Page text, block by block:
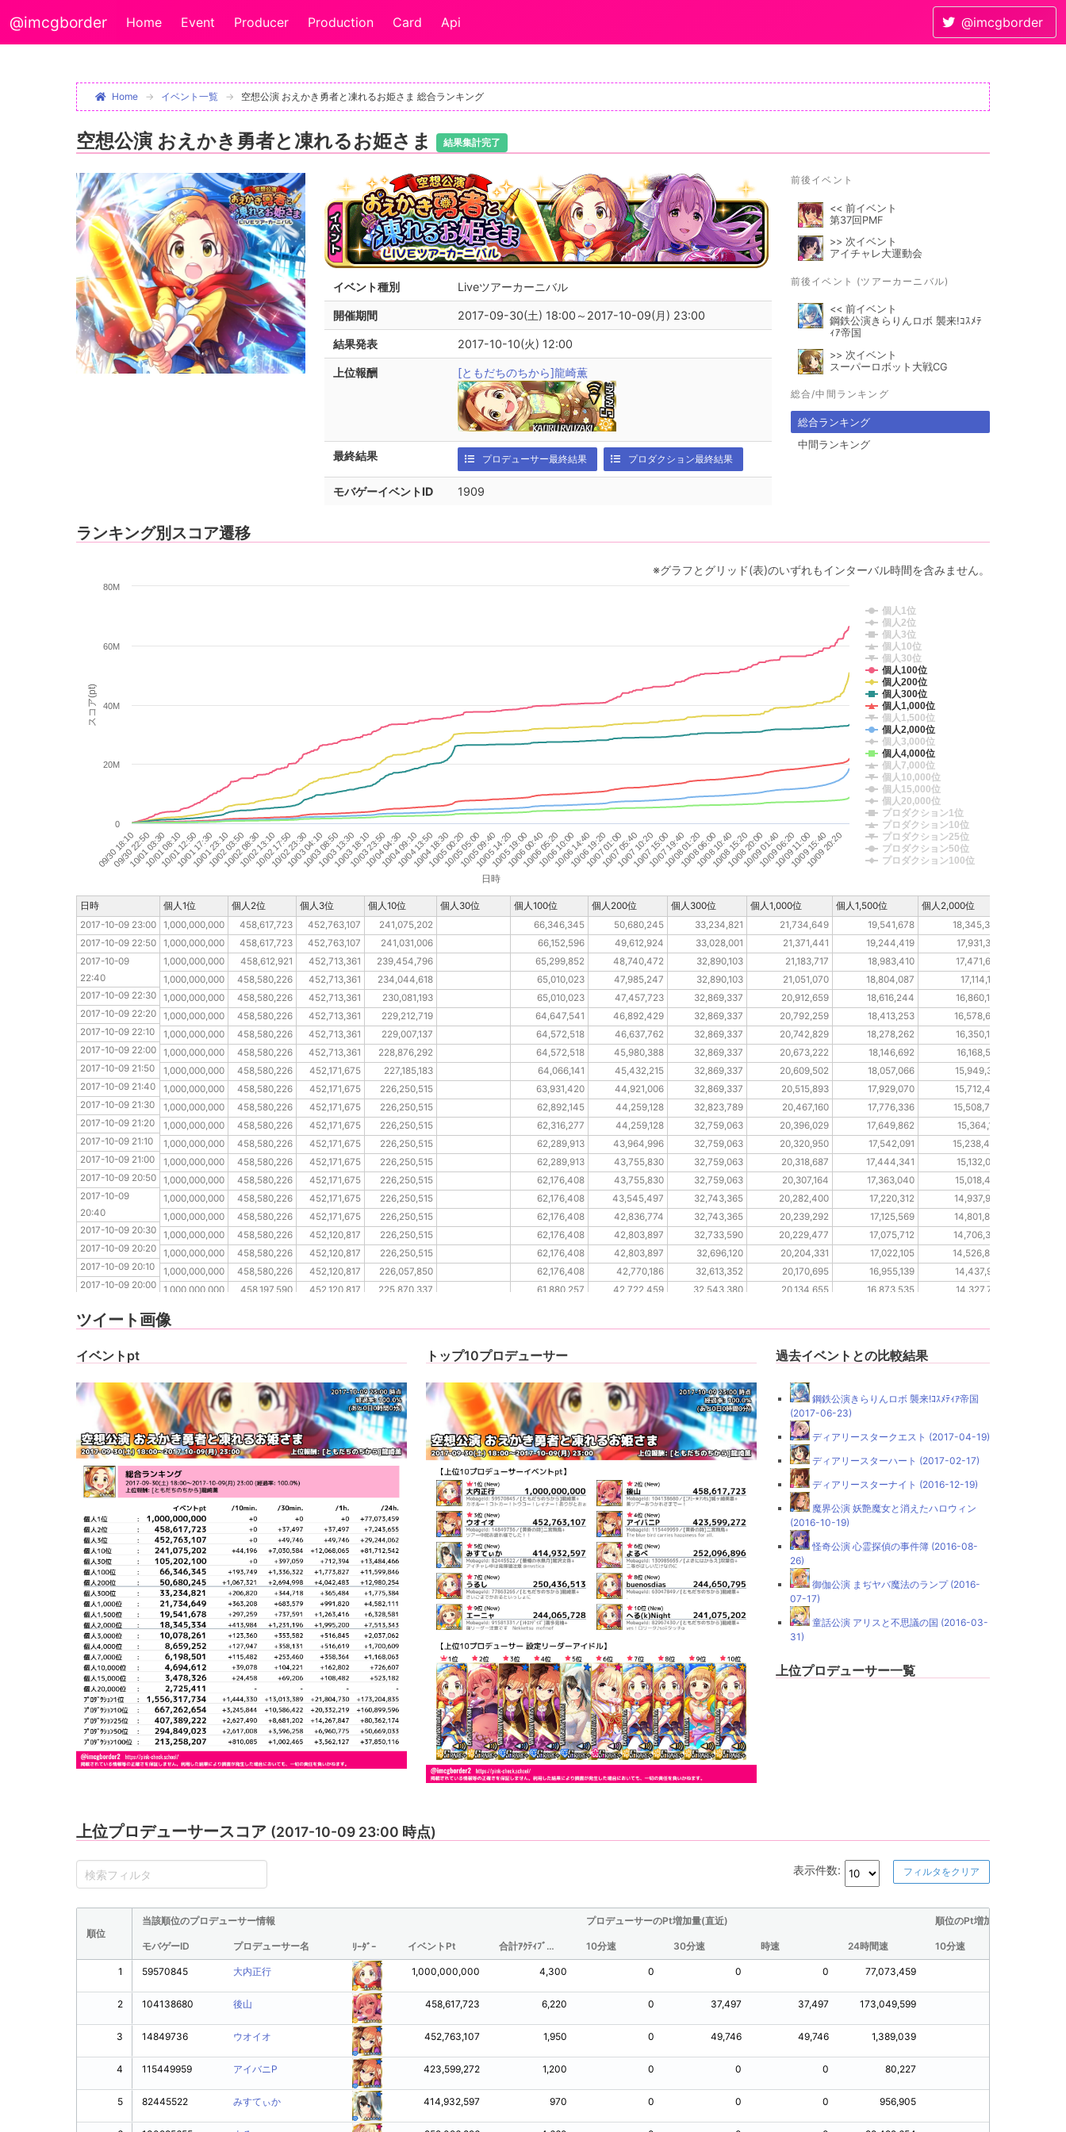
@imcgborder Home Event Producer Production Card Api @imcgborder
Home イベント一覧 空想公演 おえかき勇者と凍れるお姫さま 総合ランキング
空想公演 おえかき勇者と凍れるお姫さま 結果集計完了
イベント種別 Liveツアーカーニバル
開催期間 2017-09-30(土) 18:00～2017-10-09(月) 23:00
結果発表 2017-10-10(火) 12:00
上位報酬 [ともだちのちから]龍崎薫
最終結果 プロデューサー最終結果 プロダクション最終結果
モバゲーイベントID 1909
前後イベント
<< 前イベント
第37回PMF
>> 次イベント
アイチャレ大運動会
前後イベント (ツアーカーニバル)
<< 前イベント
鋼鉄公演きらりんロボ 襲来!ｺｽﾒﾃ
ｨｱ帝国
>> 次イベント
スーパーロボット大戦CG
総合/中間ランキング
総合ランキング
中間ランキング
ランキング別スコア遷移
※グラフとグリッド(表)のいずれもインターバル時間を含みません。
日時
スコア(pt)
個人1位
個人2位
個人3位
個人10位
個人30位
個人100位
個人200位
個人300位
個人1,000位
個人1,500位
個人2,000位
個人3,000位
個人4,000位
個人7,000位
個人10,000位
個人15,000位
個人20,000位
プロダクション1位
プロダクション10位
プロダクション25位
プロダクション50位
プロダクション100位
09/30 18:10 10/06 05:20
09/30 22:50
10/01 03:30
10/01 08:10
10/01 12:50
10/01 17:30
10/01 23:10
10/02 03:50
10/02 08:30
10/02 13:10
10/02 17:50
10/02 23:30
10/03 04:10
10/03 08:50
10/03 13:30
10/03 18:10
10/03 23:50
10/04 04:30
10/04 09:10
10/04 13:50
10/04 18:30
10/05 00:20
10/05 05:00
10/05 09:40
10/05 14:20
10/05 19:00
10/06 00:4010/06 10:00
10/06 14:40
10/06 19:20
10/07 01:00
10/07 05:40
10/07 10:20
10/07 15:00
10/07 19:40
10/08 01:20
10/08 06:00
10/08 10:40
10/08 15:20
10/08 20:00
10/09 01:40
10/09 06:20
10/09 11:00
10/09 15:40
10/09 20:20
0
20M
40M
60M
80M
2017-10-09 23:00 1,000,000,000 458,617,723 452,763,107 241,075,202 66,346,345 50,680,245 33,234,821 21,734,649 19,541,678 18,345,334
2017-10-09 22:50
1,000,000,000 458,617,723 452,763,107 241,031,006 66,152,596 49,612,924 33,028,001 21,371,441 19,244,419 17,931,350
2017-10-09 22:40
1,000,000,000 458,612,921 452,713,361 239,454,796 65,299,852 48,740,472 32,890,103 21,183,717 18,983,410 17,471,655
2017-10-09 22:30
1,000,000,000 458,580,226 452,713,361 234,044,618 65,010,023 47,985,247 32,890,103 21,051,070 18,804,087 17,114,138
2017-10-09 22:20
1,000,000,000 458,580,226 452,713,361 230,081,193 65,010,023 47,457,723 32,869,337 20,912,659 18,616,244 16,860,154
2017-10-09 22:10
1,000,000,000 458,580,226 452,713,361 229,212,719 64,647,541 46,892,429 32,869,337 20,792,259 18,413,253 16,578,687
2017-10-09 22:00
1,000,000,000 458,580,226 452,713,361 229,007,137 64,572,518 46,637,762 32,869,337 20,742,829 18,278,262 16,350,134
2017-10-09 21:50
1,000,000,000 458,580,226 452,713,361 228,876,292 64,572,518 45,980,388 32,869,337 20,673,222 18,146,692 16,168,522
2017-10-09 21:40
1,000,000,000 458,580,226 452,171,675 227,185,183 64,066,141 45,432,215 32,869,337 20,609,502 18,057,066 15,949,331
2017-10-09 21:30
1,000,000,000 458,580,226 452,171,675 226,250,515 63,931,420 44,921,006 32,869,337 20,515,893 17,929,070 15,712,402
2017-10-09 21:20
1,000,000,000 458,580,226 452,171,675 226,250,515 62,892,145 44,259,128 32,823,789 20,467,160 17,776,336 15,508,754
2017-10-09 21:10
1,000,000,000 458,580,226 452,171,675 226,250,515 62,316,277 44,259,128 32,759,063 20,396,029 17,649,862 15,364,116
2017-10-09 21:00
1,000,000,000 458,580,226 452,171,675 226,250,515 62,289,913 43,964,996 32,759,063 20,320,950 17,542,091 15,238,404
2017-10-09 20:50
1,000,000,000 458,580,226 452,171,675 226,250,515 62,289,913 43,755,830 32,759,063 20,318,687 17,444,341 15,132,077
2017-10-09 20:40
1,000,000,000 458,580,226 452,171,675 226,250,515 62,176,408 43,755,830 32,759,063 20,307,164 17,363,040 15,018,403
2017-10-09 20:30
1,000,000,000 458,580,226 452,171,675 226,250,515 62,176,408 43,545,497 32,743,365 20,282,400 17,220,312 14,937,956
2017-10-09 20:20
1,000,000,000 458,580,226 452,171,675 226,250,515 62,176,408 42,836,774 32,743,365 20,239,292 17,125,569 14,801,824
2017-10-09 20:10
1,000,000,000 458,580,226 452,120,817 226,250,515 62,176,408 42,803,897 32,733,590 20,229,477 17,075,712 14,706,382
2017-10-09 20:00
1,000,000,000 458,580,226 452,120,817 226,250,515 62,176,408 42,803,897 32,696,120 20,204,331 17,022,105 14,526,824
2017-10-09 19:50
1,000,000,000 458,580,226 452,120,817 226,057,850 62,176,408 42,770,186 32,613,352 20,170,695 16,955,139 14,437,931
2017-10-09 19:40
1,000,000,000 458,197,590 452,120,817 225,870,337 61,880,257 42,722,459 32,543,380 20,134,655 16,873,535 14,327,701
日時 個人1位 個人2位 個人3位 個人10位 個人30位 個人100位 個人200位 個人300位 個人1,000位 個人1,500位 個人2,000位
2017-10-09 23:00
2017-10-09 22:50
2017-10-09
22:40
2017-10-09 22:30
2017-10-09 22:20
2017-10-09 22:10
2017-10-09 22:00
2017-10-09 21:50
2017-10-09 21:40
2017-10-09 21:30
2017-10-09 21:20
2017-10-09 21:10
2017-10-09 21:00
2017-10-09 20:50
2017-10-09
20:40
2017-10-09 20:30
2017-10-09 20:20
2017-10-09 20:10
2017-10-09 20:00
2017-10-09 19:40
日時
ツイート画像
イベントpt トップ10プロデューサー 過去イベントとの比較結果
鋼鉄公演きらりんロボ 襲来!ｺｽﾒﾃｨｱ帝国
(2017-06-23)
ディアリースタークエスト (2017-04-19)
ディアリースターハート (2017-02-17)
ディアリースターナイト (2016-12-19)
魔界公演 妖艶魔女と消えたハロウィン
(2016-10-19)
怪奇公演 心霊探偵の事件簿 (2016-08-
26)
御伽公演 まぢヤバ魔法のランプ (2016-
07-17)
童話公演 アリスと不思議の国 (2016-03-
31)
上位プロデューサー一覧
上位プロデューサースコア (2017-10-09 23:00 時点)
表示件数: フィルタをクリア
順位
当該順位のプロデューサー情報 プロデューサーのPt増加量(直近) 順位のPt増加量(直近)
モバゲーID プロデューサー名 ﾘｰﾀﾞｰ イベントPt 合計ｱｸﾃｨﾌﾞ時間(分/観測されたものからの推定値) 10分速 30分速 時速 24時間速 10分速
1
2
3
4
5
59570845 大内正行 1,000,000,000 4,300 0 0 0 77,073,459
104138680 後山 458,617,723 6,220 0 37,497 37,497 173,049,599
14849736 ウオイオ 452,763,107 1,950 0 49,746 49,746 1,389,039
115449959 アイバニP 423,599,272 1,200 0 0 0 80,227
82445522 みすてぃか 414,932,597 970 0 0 0 956,905